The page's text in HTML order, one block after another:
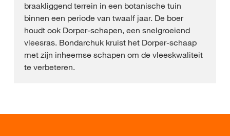
braakliggend terrein in een botanische tuin
binnen een periode van twaalf jaar. De boer
houdt ook Dorper-schapen, een snelgroeiend
vleesras. Bondarchuk kruist het Dorper-schaap
met zijn inheemse schapen om de vleeskwaliteit
te verbeteren.